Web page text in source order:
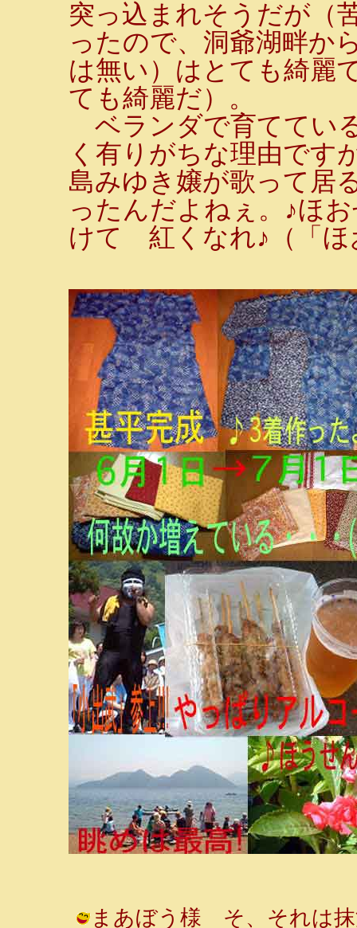
突っ込まれそうだが（
ったので、洞爺湖畔か
は無い）はとても綺麗
ても綺麗だ）。
ベランダで育ててい
く有りがちな理由です
島みゆき嬢が歌って居
ったんだよねぇ。♪
けて 紅くなれ♪（「ほ
まあぼう様 そ、それは抹